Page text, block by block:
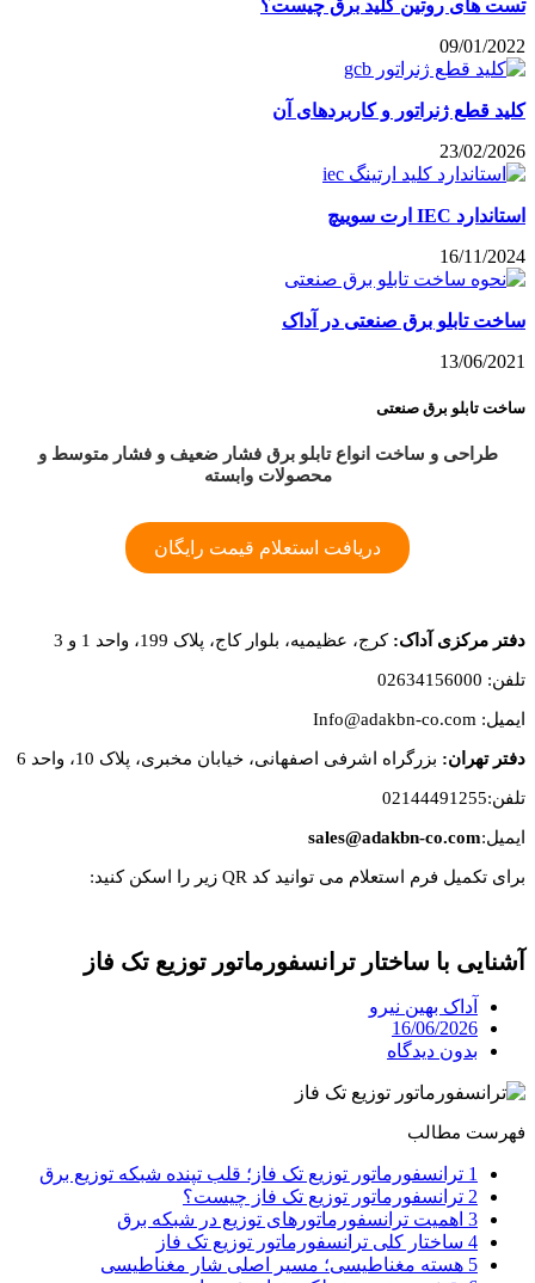
تست های روتین کلید برق چیست؟
09/01/2022
کلید قطع ژنراتور و کاربردهای آن
23/02/2026
استاندارد IEC ارت سوییچ
16/11/2024
ساخت تابلو برق صنعتی در آداک
13/06/2021
ساخت تابلو برق صنعتی
طراحی و ساخت انواع تابلو برق فشار ضعیف و فشار متوسط و
محصولات وابسته
دریافت استعلام قیمت رایگان
دفتر مرکزی آداک: کرج، عظیمیه، بلوار کاج، پلاک 199، واحد 1 و 3
تلفن: 02634156000
ایمیل: Info@adakbn-co.com
دفتر تهران: بزرگراه اشرفی اصفهانی، خیابان مخبری، پلاک 10، واحد 6
تلفن:02144491255
ایمیل:sales@adakbn-co.com
برای تکمیل فرم استعلام می توانید کد QR زیر را اسکن کنید:
آشنایی با ساختار ترانسفورماتور توزیع تک فاز
آداک بهین نیرو
16/06/2026
بدون دیدگاه
فهرست مطالب
1 ترانسفورماتور توزیع تک فاز؛ قلب تپنده شبکه توزیع برق
2 ترانسفورماتور توزیع تک فاز چیست؟
3 اهمیت ترانسفورماتورهای توزیع در شبکه برق
4 ساختار کلی ترانسفورماتور توزیع تک فاز
5 هسته مغناطیسی؛ مسیر اصلی شار مغناطیسی